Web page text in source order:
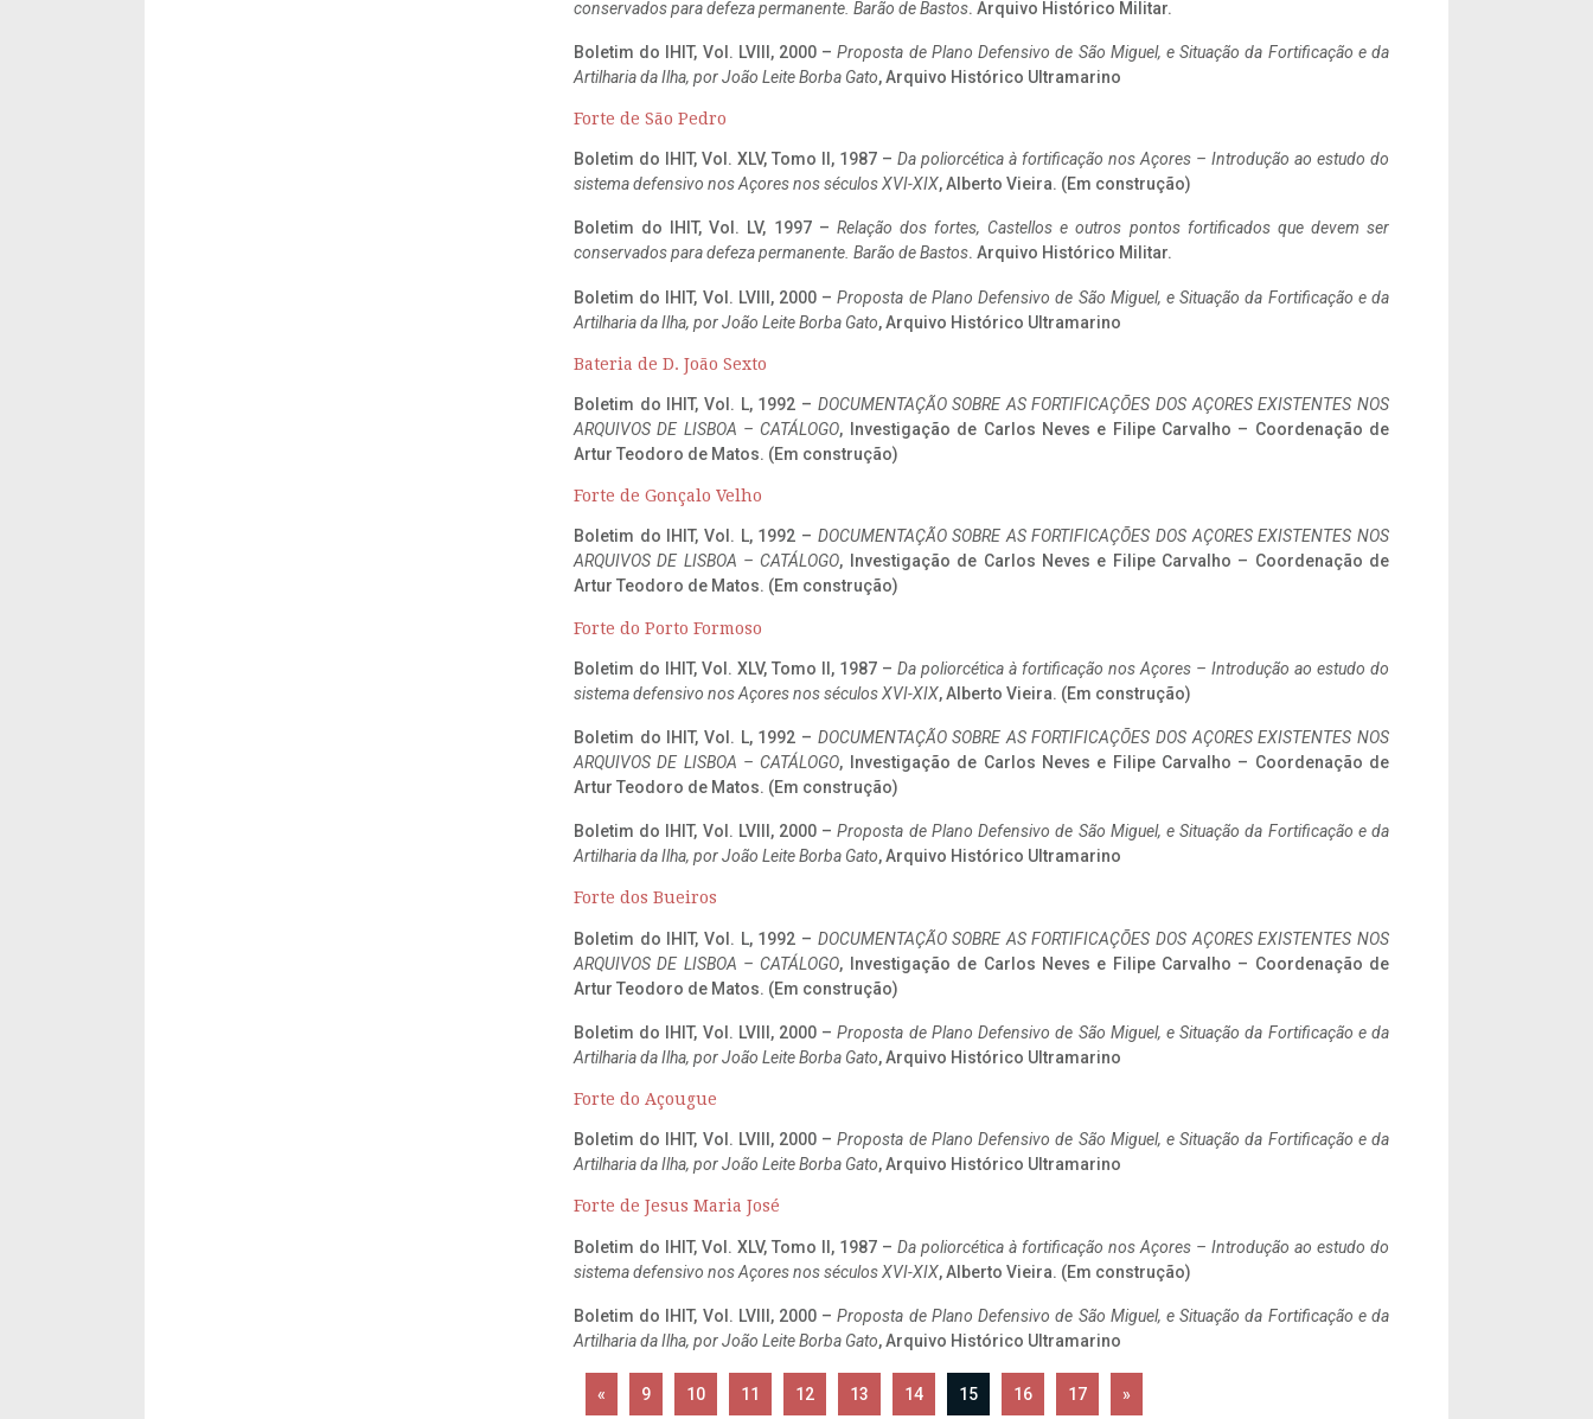
conservados para defeza permanente. Barão de Bastos. Arquivo Histórico Militar.
Boletim do IHIT, Vol. LVIII, 2000 –Proposta de Plano Defensivo de São Miguel, e Situação da Fortificação e da
Artilharia da Ilha, por João Leite Borba Gato, Arquivo Histórico Ultramarino
Forte de São Pedro
Boletim do IHIT, Vol. XLV, Tomo II, 1987 – Da poliorcética à fortificação nos Açores – Introdução ao estudo do
sistema defensivo nos Açores nos séculos XVI-XIX, Alberto Vieira. (Em construção)
Boletim do IHIT, Vol. LV, 1997 – Relação dos fortes, Castellos e outros pontos fortificados que devem ser
conservados para defeza permanente. Barão de Bastos. Arquivo Histórico Militar.
Boletim do IHIT, Vol. LVIII, 2000 –Proposta de Plano Defensivo de São Miguel, e Situação da Fortificação e da
Artilharia da Ilha, por João Leite Borba Gato, Arquivo Histórico Ultramarino
Bateria de D. João Sexto
Boletim do IHIT, Vol. L, 1992 – DOCUMENTAÇÃO SOBRE AS FORTIFICAÇÕES DOS AÇORES EXISTENTES NOS
ARQUIVOS DE LISBOA – CATÁLOGO, Investigação de Carlos Neves e Filipe Carvalho – Coordenação de
Artur Teodoro de Matos. (Em construção)
Forte de Gonçalo Velho
Boletim do IHIT, Vol. L, 1992 – DOCUMENTAÇÃO SOBRE AS FORTIFICAÇÕES DOS AÇORES EXISTENTES NOS
ARQUIVOS DE LISBOA – CATÁLOGO, Investigação de Carlos Neves e Filipe Carvalho – Coordenação de
Artur Teodoro de Matos. (Em construção)
Forte do Porto Formoso
Boletim do IHIT, Vol. XLV, Tomo II, 1987 – Da poliorcética à fortificação nos Açores – Introdução ao estudo do
sistema defensivo nos Açores nos séculos XVI-XIX, Alberto Vieira. (Em construção)
Boletim do IHIT, Vol. L, 1992 – DOCUMENTAÇÃO SOBRE AS FORTIFICAÇÕES DOS AÇORES EXISTENTES NOS
ARQUIVOS DE LISBOA – CATÁLOGO, Investigação de Carlos Neves e Filipe Carvalho – Coordenação de
Artur Teodoro de Matos. (Em construção)
Boletim do IHIT, Vol. LVIII, 2000 –Proposta de Plano Defensivo de São Miguel, e Situação da Fortificação e da
Artilharia da Ilha, por João Leite Borba Gato, Arquivo Histórico Ultramarino
Forte dos Bueiros
Boletim do IHIT, Vol. L, 1992 – DOCUMENTAÇÃO SOBRE AS FORTIFICAÇÕES DOS AÇORES EXISTENTES NOS
ARQUIVOS DE LISBOA – CATÁLOGO, Investigação de Carlos Neves e Filipe Carvalho – Coordenação de
Artur Teodoro de Matos. (Em construção)
Boletim do IHIT, Vol. LVIII, 2000 –Proposta de Plano Defensivo de São Miguel, e Situação da Fortificação e da
Artilharia da Ilha, por João Leite Borba Gato, Arquivo Histórico Ultramarino
Forte do Açougue
Boletim do IHIT, Vol. LVIII, 2000 –Proposta de Plano Defensivo de São Miguel, e Situação da Fortificação e da
Artilharia da Ilha, por João Leite Borba Gato, Arquivo Histórico Ultramarino
Forte de Jesus Maria José
Boletim do IHIT, Vol. XLV, Tomo II, 1987 – Da poliorcética à fortificação nos Açores – Introdução ao estudo do
sistema defensivo nos Açores nos séculos XVI-XIX, Alberto Vieira. (Em construção)
Boletim do IHIT, Vol. LVIII, 2000 –Proposta de Plano Defensivo de São Miguel, e Situação da Fortificação e da
Artilharia da Ilha, por João Leite Borba Gato, Arquivo Histórico Ultramarino
« 9 10 11 12 13 14 15 16 17 »